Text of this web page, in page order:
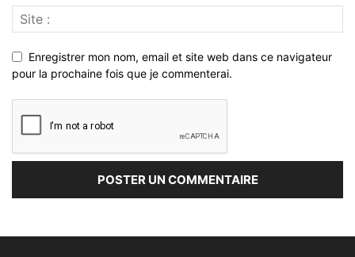
Enregistrer mon nom, email et site web dans ce navigateur
pour la prochaine fois que je commenterai.